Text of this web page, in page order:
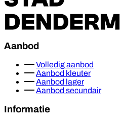
Aanbod
Volledig aanbod
Aanbod kleuter
Aanbod lager
Aanbod secundair
Informatie